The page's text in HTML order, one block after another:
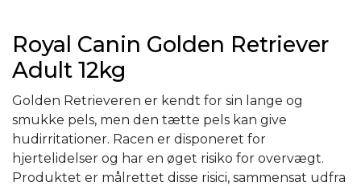
Royal Canin Golden Retriever
Adult 12kg
Golden Retrieveren er kendt for sin lange og
smukke pels, men den tætte pels kan give
hudirritationer. Racen er disponeret for
hjertelidelser og har en øget risiko for overvægt.
Produktet er målrettet disse risici, sammensat udfra